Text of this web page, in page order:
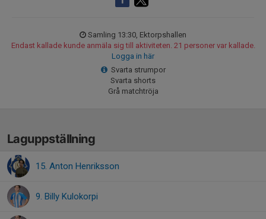
Samling 13:30, Ektorpshallen
Endast kallade kunde anmäla sig till aktiviteten. 21 personer var kallade.
Logga in här
Svarta strumpor
Svarta shorts
Grå matchtröja
Laguppställning
15. Anton Henriksson
9. Billy Kulokorpi